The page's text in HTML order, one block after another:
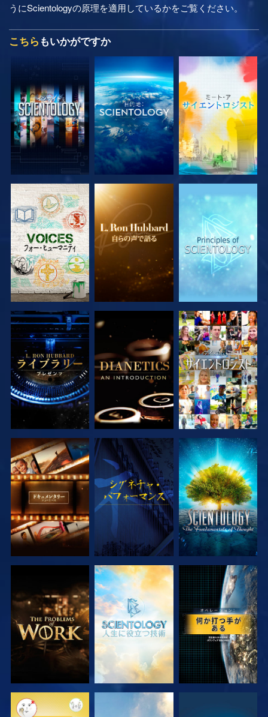
うにScientologyの原理を適用しているかをご覧ください。
こちら もいかがですか
シリーズを探求 シリーズを探求 シリーズを探求
シリーズを探求 シリーズを探求 観る
シリーズを探求 観る シリーズを探求
シリーズを探求 シリーズを探求 観る